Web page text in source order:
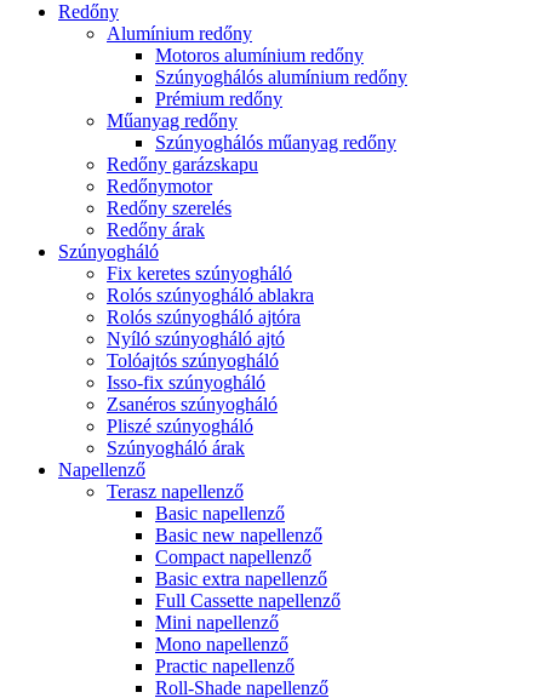
Redőny
Alumínium redőny
Motoros alumínium redőny
Szúnyoghálós alumínium redőny
Prémium redőny
Műanyag redőny
Szúnyoghálós műanyag redőny
Redőny garázskapu
Redőnymotor
Redőny szerelés
Redőny árak
Szúnyogháló
Fix keretes szúnyogháló
Rolós szúnyogháló ablakra
Rolós szúnyogháló ajtóra
Nyíló szúnyogháló ajtó
Tolóajtós szúnyogháló
Isso-fix szúnyogháló
Zsanéros szúnyogháló
Pliszé szúnyogháló
Szúnyogháló árak
Napellenző
Terasz napellenző
Basic napellenző
Basic new napellenző
Compact napellenző
Basic extra napellenző
Full Cassette napellenző
Mini napellenző
Mono napellenző
Practic napellenző
Roll-Shade napellenző